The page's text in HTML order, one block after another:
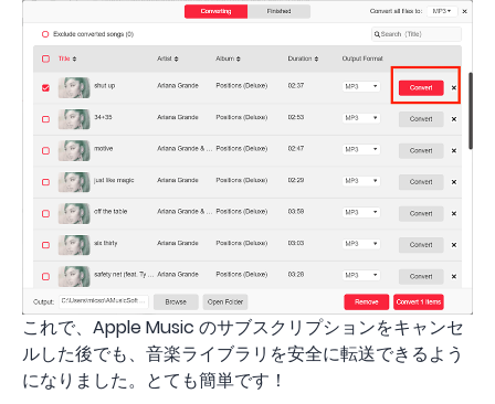
これで、Apple Music のサブスクリプションをキャンセ
ルした後でも、音楽ライブラリを安全に転送できるよう
になりました。とても簡単です！